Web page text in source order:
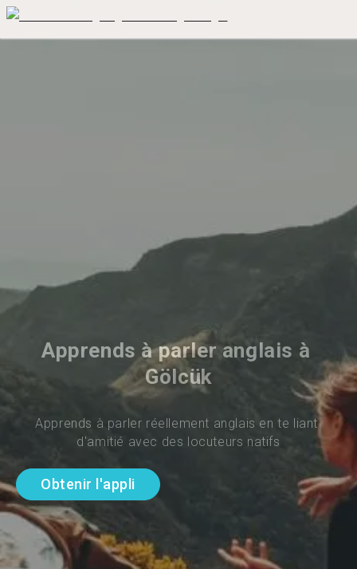
Apprends à parler anglais à
Gölcük
Apprends à parler réellement anglais en te liant
d'amitié avec des locuteurs natifs
Obtenir l'appli